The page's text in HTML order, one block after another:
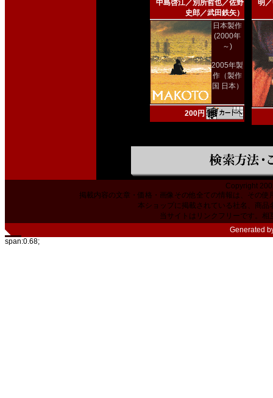
中島啓江／別所哲也／佐野
史郎／武田鉄矢）
日本製作
(2000年
～)
2005年製
作（製作
国 日本）
200円
明
Copyright
掲載内容の文章・価格・画像その他全ての情報は、その
本ショップに掲載されている社名、商
当サイトはリンクフリーです。相
Generated
span:0.68;